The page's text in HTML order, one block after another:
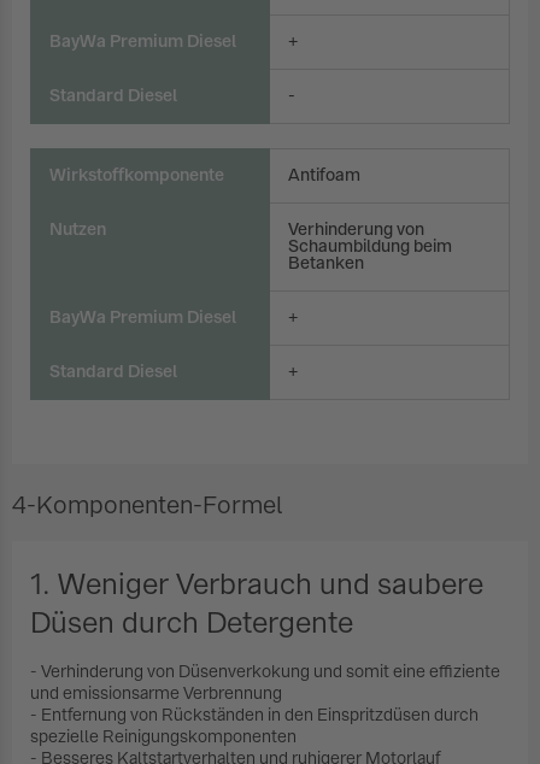
BayWa Premium Diesel +
Standard Diesel -
Wirkstoffkomponente Antifoam
Nutzen
Verhinderung von
Schaumbildung beim
Betanken
BayWa Premium Diesel +
Standard Diesel +
4-Komponenten-Formel
1. Weniger Verbrauch und saubere
Düsen durch Detergente
- Verhinderung von Düsenverkokung und somit eine effiziente
und emissionsarme Verbrennung
- Entfernung von Rückständen in den Einspritzdüsen durch
spezielle Reinigungskomponenten
- Besseres Kaltstartverhalten und ruhigerer Motorlauf